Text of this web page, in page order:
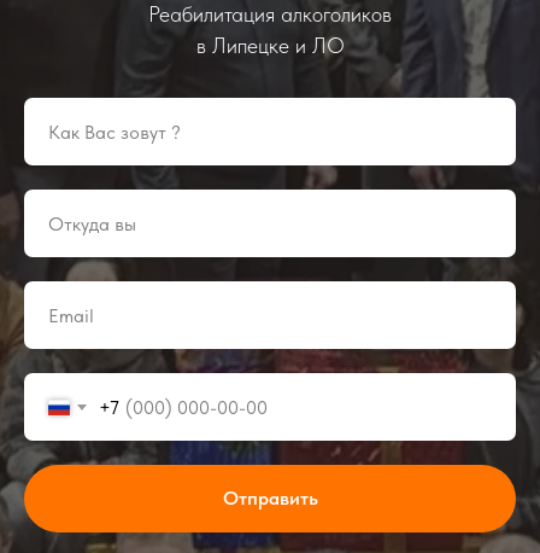
Реабилитация алкоголиков
в Липецке и ЛО
+7
Отправить